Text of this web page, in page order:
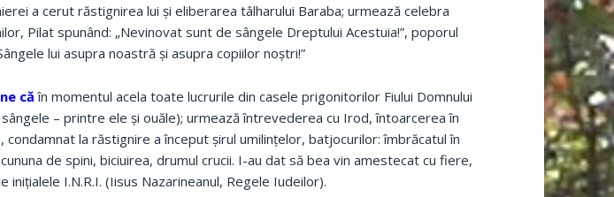
a cerut răstignirea lui şi eliberarea tâlharului Baraba; urmează celebra
Pilat spunând: „Nevinovat sunt de sângele Dreptului Acestuia!”, poporul
lui asupra noastră şi asupra copiilor noştri!”
că în momentul acela toate lucrurile din casele prigonitorilor Fiului Domnului
– printre ele şi ouăle); urmează întrevederea cu Irod, întoarcerea în
condamnat la răstignire a început şirul umilinţelor, batjocurilor: îmbrăcatul în
de spini, biciuirea, drumul crucii. I-au dat să bea vin amestecat cu fiere,
iniţialele I.N.R.I. (Iisus Nazarineanul, Regele Iudeilor).